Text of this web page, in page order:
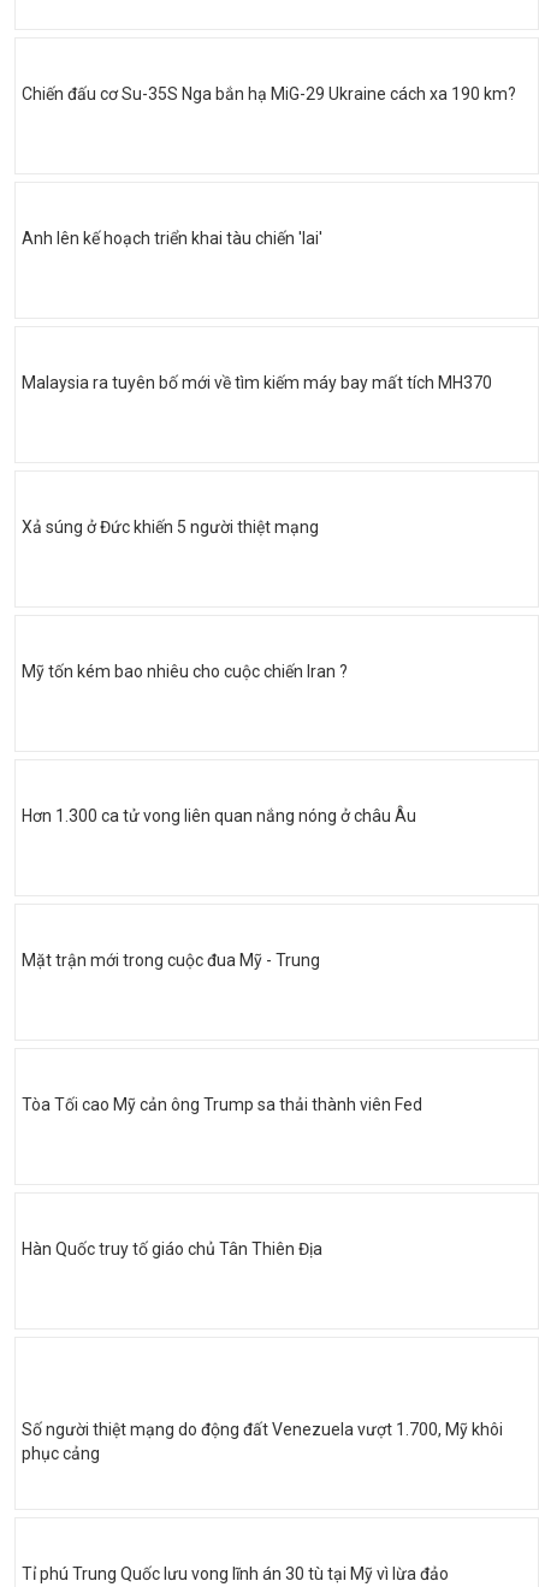
Chiến đấu cơ Su-35S Nga bắn hạ MiG-29 Ukraine cách xa 190 km?
Anh lên kế hoạch triển khai tàu chiến 'lai'
Malaysia ra tuyên bố mới về tìm kiếm máy bay mất tích MH370
Xả súng ở Đức khiến 5 người thiệt mạng
Mỹ tốn kém bao nhiêu cho cuộc chiến Iran ?
Hơn 1.300 ca tử vong liên quan nắng nóng ở châu Âu
Mặt trận mới trong cuộc đua Mỹ - Trung
Tòa Tối cao Mỹ cản ông Trump sa thải thành viên Fed
Hàn Quốc truy tố giáo chủ Tân Thiên Địa
Số người thiệt mạng do động đất Venezuela vượt 1.700, Mỹ khôi
phục cảng
Tỉ phú Trung Quốc lưu vong lĩnh án 30 tù tại Mỹ vì lừa đảo